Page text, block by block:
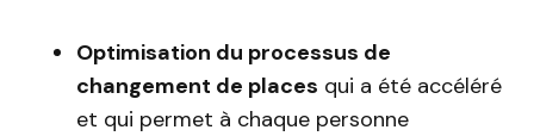
Optimisation du processus de
changement de places qui a été accéléré
et qui permet à chaque personne